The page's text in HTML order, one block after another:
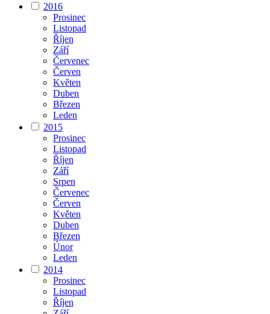
2016
Prosinec
Listopad
Říjen
Září
Červenec
Červen
Květen
Duben
Březen
Leden
2015
Prosinec
Listopad
Říjen
Září
Srpen
Červenec
Červen
Květen
Duben
Březen
Únor
Leden
2014
Prosinec
Listopad
Říjen